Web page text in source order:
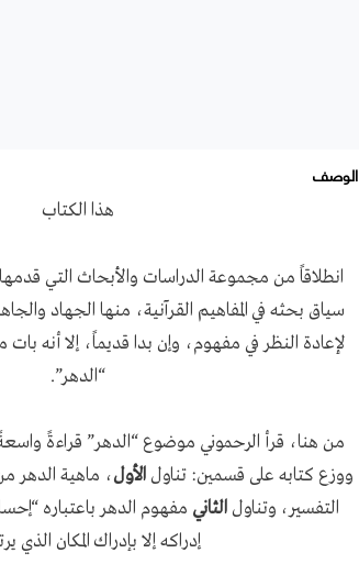
الوصف
هذا الكتاب
انطلاقاً من مجموعة الدراسات والأبحاث التي
سياق بحثه في المفاهيم القرآنية، منها الجهاد
لإعادة النظر في مفهوم، وإن بدا قديماً، إلا أنه
“الدهر”.
من هنا، قرأ الرحموني موضوع “الدهر” قراءةً
ووزع كتابه على قسمين: تناول الأول، ماهية الدهر
التفسير، وتناولالثاني مفهوم الدهر باعتباره
إدراكه إلا بإدراك المكان الذي